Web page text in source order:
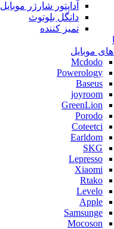
آداپتور شارژر موبایل
دانگل بلوتوث
تمیز کننده
موبایل
Mcdodo
Powerology
Baseus
joyroom
GreenLion
Porodo
Coteetci
Earldom
SKG
Lepresso
Xiaomi
Rtako
Levelo
Apple
Samsunge
Mocoson